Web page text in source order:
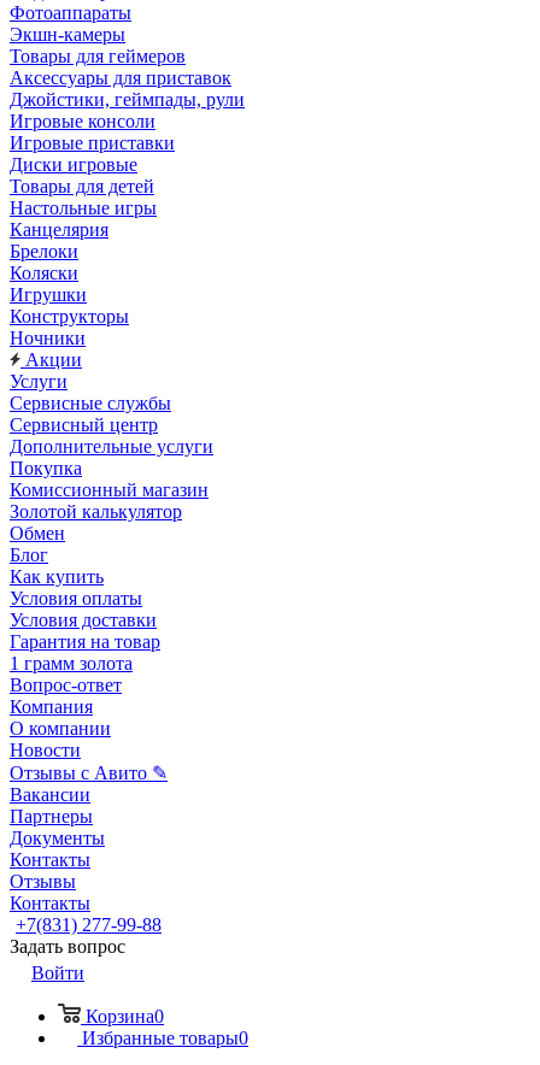
Фотоаппараты
Экшн-камеры
Товары для геймеров
Аксессуары для приставок
Джойстики, геймпады, рули
Игровые консоли
Игровые приставки
Диски игровые
Товары для детей
Настольные игры
Канцелярия
Брелоки
Коляски
Игрушки
Конструкторы
Ночники
Акции
Услуги
Сервисные службы
Сервисный центр
Дополнительные услуги
Покупка
Комиссионный магазин
Золотой калькулятор
Обмен
Блог
Как купить
Условия оплаты
Условия доставки
Гарантия на товар
1 грамм золота
Вопрос-ответ
Компания
О компании
Новости
Отзывы с Авито ✎
Вакансии
Партнеры
Документы
Контакты
Отзывы
Контакты
+7(831) 277-99-88
Задать вопрос
Войти
Корзина0
Избранные товары0